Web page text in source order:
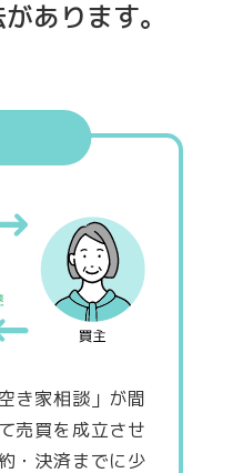
あります。
き家相談」が間
売買を成立させ
・決済までに少